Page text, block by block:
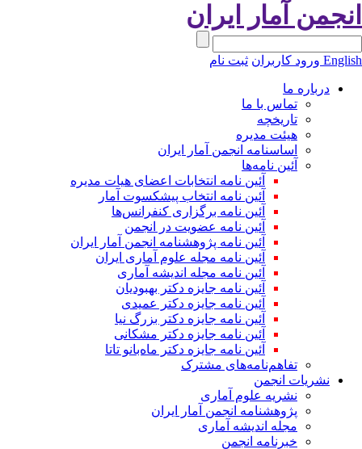
آمار ایران
ورود کاربران ثبت نام
درباره ما
تماس با ما
تاریخچه
هیئت مدیره
اساسنامه انجمن آمار ایران
آئین نامه‌ها
آئین نامه انتخابات اعضای هیات مدیره
آئین نامه انتخاب پیشکسوت آمار
آئین نامه برگزاری کنفرانس‌ها
آئین نامه عضویت در انجمن
آئین نامه پژوهشنامه انجمن آمار ایران
آئین نامه مجله علوم آماری ایران
آئین نامه مجله اندیشه آماری
آئین‌ نامه جایزه دکتر بهبودیان
آئین نامه جایزه دکتر عمیدی
آئین نامه جایزه دکتر بزرگ نیا
آئین نامه جایزه دکتر مشکانی
آئین نامه جایزه دکتر ماه‌بانو تاتا
تفاهم‌نامه‌های مشترک
نشریات انجمن
نشریه علوم آماری
پژوهشنامه انجمن آمار ایران
مجله اندیشه آماری
خبرنامه انجمن